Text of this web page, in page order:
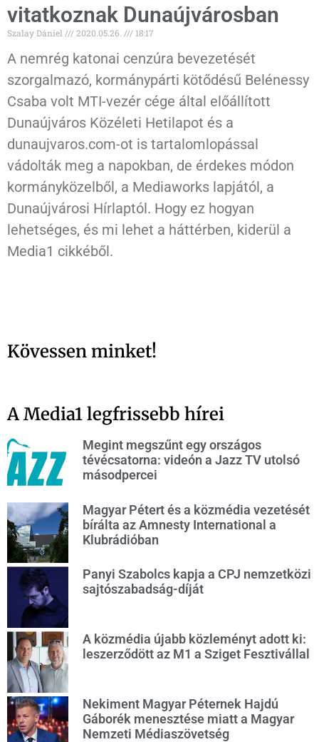
vitatkoznak Dunaújvárosban
Szalay Dániel 2020.05.26. 18:17
A nemrég katonai cenzúra bevezetését
szorgalmazó, kormánypárti kötődésű Belénessy
Csaba volt MTI-vezér cége által előállított
Dunaújváros Közéleti Hetilapot és a
dunaujvaros.com-ot is tartalomlopással
vádolták meg a napokban, de érdekes módon
kormányközelből, a Mediaworks lapjától, a
Dunaújvárosi Hírlaptól. Hogy ez hogyan
lehetséges, és mi lehet a háttérben, kiderül a
Media1 cikkéből.
Kövessen minket!
A Media1 legfrissebb hírei
Megint megszűnt egy országos
tévécsatorna: videón a Jazz TV utolsó
másodpercei
Magyar Pétert és a közmédia vezetését
bírálta az Amnesty International a
Klubrádióban
Panyi Szabolcs kapja a CPJ nemzetközi
sajtószabadság-díját
A közmédia újabb közleményt adott ki:
leszerződött az M1 a Sziget Fesztivállal
Nekiment Magyar Péternek Hajdú
Gáborék menesztése miatt a Magyar
Nemzeti Médiaszövetség